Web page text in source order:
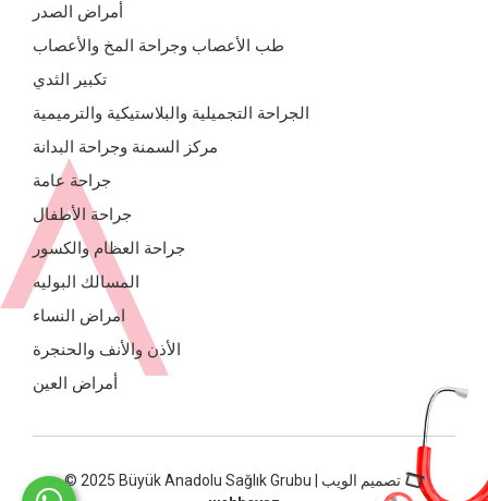
أمراض الصدر
طب الأعصاب وجراحة المخ والأعصاب
تكبير الثدي
الجراحة التجميلية والبلاستيكية والترميمية
مركز السمنة وجراحة البدانة
جراحة عامة
جراحة الأطفال
جراحة العظام والكسور
المسالك البوليه
امراض النساء
الأذن والأنف والحنجرة
أمراض العين